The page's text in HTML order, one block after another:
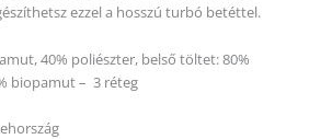
ezzel a hosszú turbó betéttel.
40% poliészter, belső töltet: 80%
biopamut – 3 réteg